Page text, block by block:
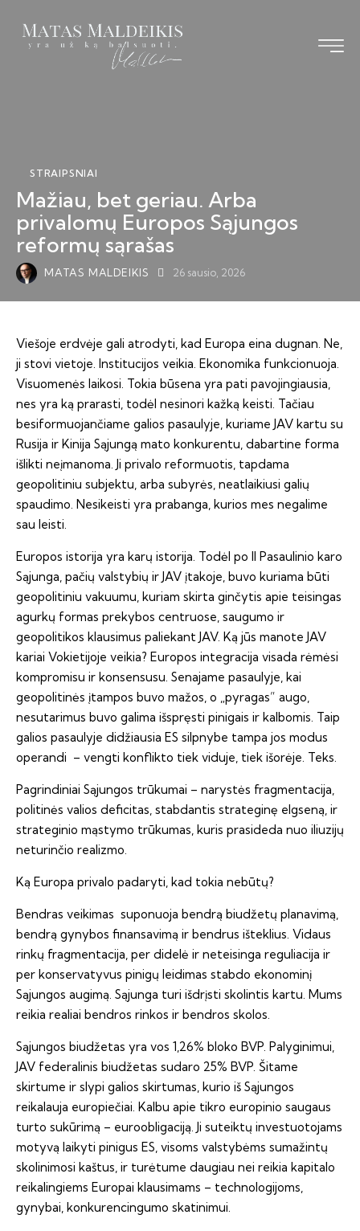
STRAIPSNIAI
Mažiau, bet geriau. Arba
privalomų Europos Sąjungos
reformų sąrašas
MATAS MALDEIKIS 26 sausio, 2026
Viešoje erdvėje gali atrodyti, kad Europa eina dugnan. Ne,
ji stovi vietoje. Institucijos veikia. Ekonomika funkcionuoja.
Visuomenės laikosi. Tokia būsena yra pati pavojingiausia,
nes yra ką prarasti, todėl nesinori kažką keisti. Tačiau
besiformuojančiame galios pasaulyje, kuriame JAV kartu su
Rusija ir Kinija Sąjungą mato konkurentu, dabartine forma
išlikti neįmanoma. Ji privalo reformuotis, tapdama
geopolitiniu subjektu, arba subyrės, neatlaikiusi galių
spaudimo. Nesikeisti yra prabanga, kurios mes negalime
sau leisti.
Europos istorija yra karų istorija. Todėl po II Pasaulinio karo
Sąjunga, pačių valstybių ir JAV įtakoje, buvo kuriama būti
geopolitiniu vakuumu, kuriam skirta ginčytis apie teisingas
agurkų formas prekybos centruose, saugumo ir
geopolitikos klausimus paliekant JAV. Ką jūs manote JAV
kariai Vokietijoje veikia? Europos integracija visada rėmėsi
kompromisu ir konsensusu. Senajame pasaulyje, kai
geopolitinės įtampos buvo mažos, o „pyragas” augo,
nesutarimus buvo galima išspręsti pinigais ir kalbomis. Taip
galios pasaulyje didžiausia ES silpnybe tampa jos modus
operandi – vengti konflikto tiek viduje, tiek išorėje. Teks.
Pagrindiniai Sąjungos trūkumai – narystės fragmentacija,
politinės valios deficitas, stabdantis strateginę elgseną, ir
strateginio mąstymo trūkumas, kuris prasideda nuo iliuzijų
neturinčio realizmo.
Ką Europa privalo padaryti, kad tokia nebūtų?
Bendras veikimas suponuoja bendrą biudžetų planavimą,
bendrą gynybos finansavimą ir bendrus išteklius. Vidaus
rinkų fragmentacija, per didelė ir neteisinga reguliacija ir
per konservatyvus pinigų leidimas stabdo ekonominį
Sąjungos augimą. Sąjunga turi išdrįsti skolintis kartu. Mums
reikia realiai bendros rinkos ir bendros skolos.
Sąjungos biudžetas yra vos 1,26% bloko BVP. Palyginimui,
JAV federalinis biudžetas sudaro 25% BVP. Šitame
skirtume ir slypi galios skirtumas, kurio iš Sąjungos
reikalauja europiečiai. Kalbu apie tikro europinio saugaus
turto sukūrimą – euroobligaciją. Ji suteiktų investuotojams
motyvą laikyti pinigus ES, visoms valstybėms sumažintų
skolinimosi kaštus, ir turėtume daugiau nei reikia kapitalo
reikalingiems Europai klausimams – technologijoms,
gynybai, konkurencingumo skatinimui.
Knyga
Vizija TS-LKD
Bendraukime